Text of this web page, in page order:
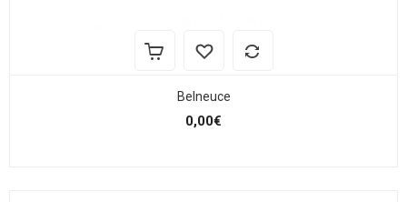
Belneuce
0,00€